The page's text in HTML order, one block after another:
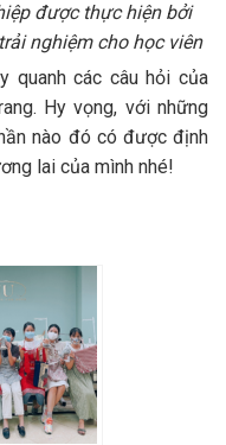
được thực hiện bởi
nghiệm cho học viên
quanh các câu hỏi của
Hy vọng, với những
nào đó có được định
lai của mình nhé!